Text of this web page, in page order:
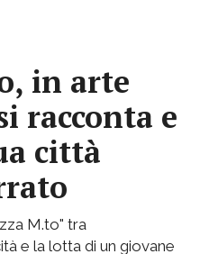
in arte
racconta e
città
M.to" tra
e la lotta di un giovane